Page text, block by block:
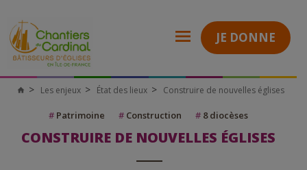
JE DONNE
Chantiers
Cardinal
Les enjeux État des lieux Construire de nouvelles églises
# Patrimoine # Construction # 8 diocèses
CONSTRUIRE DE NOUVELLES ÉGLISES